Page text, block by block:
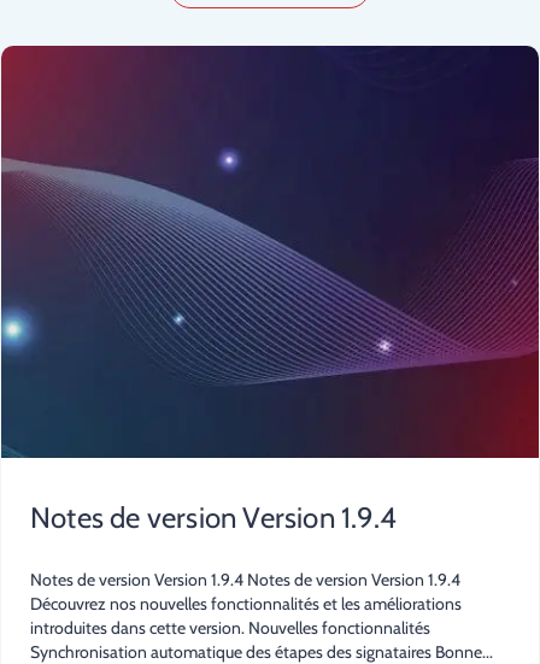
Notes de version Version 1.9.4
Notes de version Version 1.9.4 Notes de version Version 1.9.4
Découvrez nos nouvelles fonctionnalités et les améliorations
introduites dans cette version. Nouvelles fonctionnalités
Synchronisation automatique des étapes des signataires Bonne...